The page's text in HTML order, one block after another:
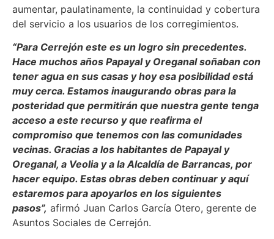
aumentar, paulatinamente, la continuidad y cobertura
del servicio a los usuarios de los corregimientos.
“Para Cerrejón este es un logro sin precedentes.
Hace muchos años Papayal y Oreganal soñaban con
tener agua en sus casas y hoy esa posibilidad está
muy cerca. Estamos inaugurando obras para la
posteridad que permitirán que nuestra gente tenga
acceso a este recurso y que reafirma el
compromiso que tenemos con las comunidades
vecinas. Gracias a los habitantes de Papayal y
Oreganal, a Veolia y a la Alcaldía de Barrancas, por
hacer equipo. Estas obras deben continuar y aquí
estaremos para apoyarlos en los siguientes
pasos”, afirmó Juan Carlos García Otero, gerente de
Asuntos Sociales de Cerrejón.